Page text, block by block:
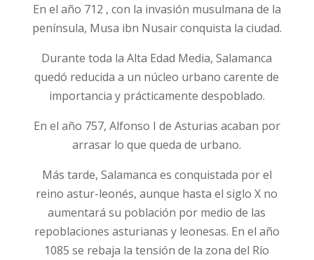
En el año 712 , con la invasión musulmana de la
península, Musa ibn Nusair conquista la ciudad.
Durante toda la Alta Edad Media, Salamanca
quedó reducida a un núcleo urbano carente de
importancia y prácticamente despoblado.
En el año 757, Alfonso I de Asturias acaban por
arrasar lo que queda de urbano.
Más tarde, Salamanca es conquistada por el
reino astur-leonés, aunque hasta el siglo X no
aumentará su población por medio de las
repoblaciones asturianas y leonesas. En el año
1085 se rebaja la tensión de la zona del Río